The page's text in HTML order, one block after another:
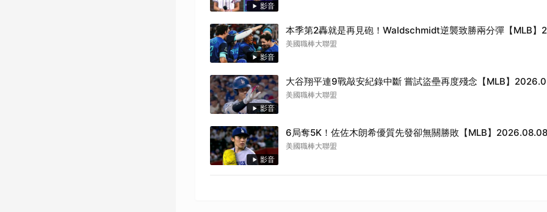
影音
影音
本季第2轟就是再見砲！Waldschmidt逆襲致勝兩分彈【MLB
美國職棒大聯盟
影音
大谷翔平連9戰敲安紀錄中斷 嘗試盜壘再度殘念【MLB】
美國職棒大聯盟
影音
6局奪5K！佐佐木朗希優質先發卻無關勝敗【MLB】2026.08.08
美國職棒大聯盟